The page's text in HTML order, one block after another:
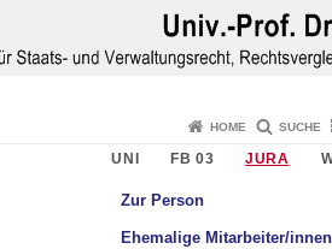
HOME SUCHE
UNI FB 03 JURA
Zur Person
Ehemalige Mitarbeiter/innen